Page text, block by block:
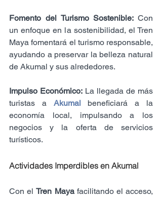
Fomento del Turismo Sostenible: Con
un enfoque en la sostenibilidad, el Tren
Maya fomentará el turismo responsable,
ayudando a preservar la belleza natural
de Akumal y sus alrededores.
Impulso Económico: La llegada de más
turistas a Akumal beneficiará a la
economía local, impulsando a los
negocios y la oferta de servicios
turísticos.
Actividades Imperdibles en Akumal
Con el Tren Maya facilitando el acceso,